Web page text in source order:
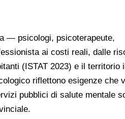
— psicologi, psicoterapeute,
ai costi reali, dalle
(ISTAT 2023) e il territorio
riflettono esigenze che
pubblici di salute mentale